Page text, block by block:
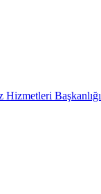
Başkanlığı